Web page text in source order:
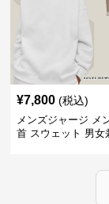
¥7,800 (税込)
メンズジャージ メ
首 スウェット 男女